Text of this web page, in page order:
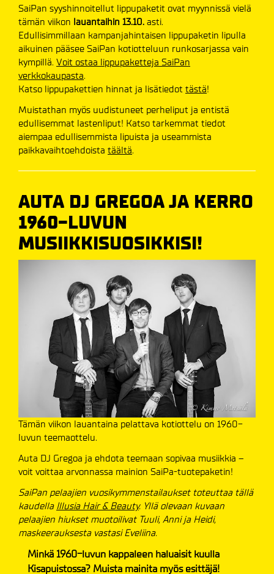
SaiPan syyshinnoitellut lippupaketit ovat myynnissä vielä
tämän viikon lauantaihin 13.10. asti.
Edullisimmillaan kampanjahintaisen lippupaketin lipulla
aikuinen pääsee SaiPan kotiotteluun runkosarjassa vain
kympillä. Voit ostaa lippupaketteja SaiPan
verkkokaupasta.
Katso lippupakettien hinnat ja lisätiedot tästä!
Muistathan myös uudistuneet perheliput ja entistä
edullisemmat lastenliput! Katso tarkemmat tiedot
aiempaa edullisemmista lipuista ja useammista
paikkavaihtoehdoista täältä.
AUTA DJ GREGOA JA KERRO
1960-LUVUN
MUSIIKKISUOSIKKISI!
Tämän viikon lauantaina pelattava kotiottelu on 1960-
luvun teemaottelu.
Auta DJ Gregoa ja ehdota teemaan sopivaa musiikkia –
voit voittaa arvonnassa mainion SaiPa-tuotepaketin!
SaiPan pelaajien vuosikymmenstailaukset toteuttaa tällä
kaudella Illusia Hair & Beauty. Yllä olevaan kuvaan
pelaajien hiukset muotoilivat Tuuli, Anni ja Heidi,
maskeerauksesta vastasi Eveliina.
Minkä 1960-luvun kappaleen haluaisit kuulla
Kisapuistossa? Muista mainita myös esittäjä!